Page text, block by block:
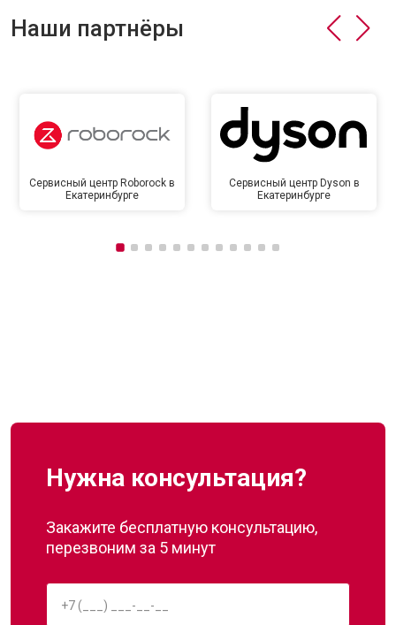
Наши партнёры
Сервисный центр Roborock в
Екатеринбурге
Сервисный центр Dyson в
Екатеринбурге
Нужна консультация?
Закажите бесплатную консультацию,
перезвоним за 5 минут